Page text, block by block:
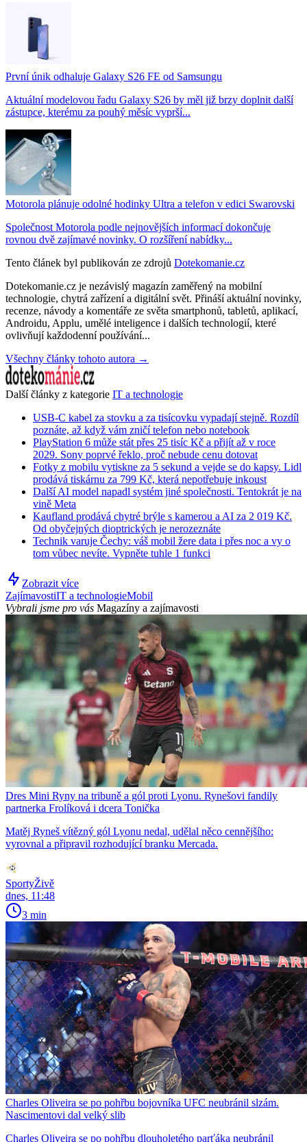
První únik odhaluje Galaxy S26 FE od Samsungu
Aktuální modelovou řadu Galaxy S26 by měl již brzy doplnit další
zástupce, kterému za pouhý měsíc vyprší...
Motorola plánuje odolné hodinky Ultra a telefon v edici Swarovski
Společnost Motorola podle nejnovějších informací dokončuje
rovnou dvě zajímavé novinky. O rozšíření nabídky...
Tento článek byl publikován ze zdrojů Dotekomanie.cz
Dotekomanie.cz je nezávislý magazín zaměřený na mobilní
technologie, chytrá zařízení a digitální svět. Přináší aktuální novinky,
recenze, návody a komentáře ze světa smartphonů, tabletů, aplikací,
Androidu, Applu, umělé inteligence i dalších technologií, které
ovlivňují každodenní používání...
Všechny články tohoto autora →
Další články z kategorie IT a technologie
USB-C kabel za stovku a za tisícovku vypadají stejně. Rozdíl
poznáte, až když vám zničí telefon nebo notebook
PlayStation 6 může stát přes 25 tisíc Kč a přijít až v roce
2029. Sony poprvé řeklo, proč nebude cenu dotovat
Fotky z mobilu vytiskne za 5 sekund a vejde se do kapsy. Lidl
prodává tiskárnu za 799 Kč, která nepotřebuje inkoust
Další AI model napadl systém jiné společnosti. Tentokrát je na
vině Meta
Kaufland prodává chytré brýle s kamerou a AI za 2 019 Kč.
Od obyčejných dioptrických je nerozeznáte
Technik varuje Čechy: váš mobil žere data i přes noc a vy o
tom vůbec nevíte. Vypněte tuhle 1 funkci
Zobrazit více
ZajímavostiIT a technologieMobil
Vybrali jsme pro vás Magazíny a zajímavosti
Dres Mini Ryny na tribuně a gól proti Lyonu. Rynešovi fandily
partnerka Frolíková i dcera Tonička
Matěj Ryneš vítězný gól Lyonu nedal, udělal něco cennějšího:
vyrovnal a připravil rozhodující branku Mercada.
SportyŽivě
dnes, 11:48
3 min
Charles Oliveira se po pohřbu bojovníka UFC neubránil slzám.
Nascimentovi dal velký slib
Charles Oliveira se po pohřbu dlouholetého parťáka neubránil